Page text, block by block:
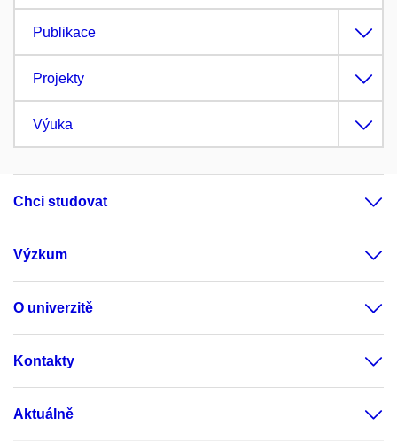
Publikace
Projekty
Výuka
Chci studovat
Výzkum
O univerzitě
Kontakty
Aktuálně